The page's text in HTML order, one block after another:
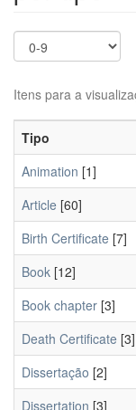
Itens para a
Tipo
Animation [1]
Article [60]
Birth Certificate [7]
Book [12]
Book chapter [3]
Death Certificate [3]
Dissertação [2]
Dissertation [3]